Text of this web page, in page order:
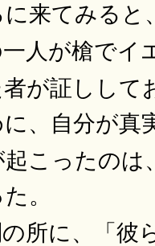
来てみると
人が槍でイ
が証しし
、自分が真
こったの
。
所に、「彼